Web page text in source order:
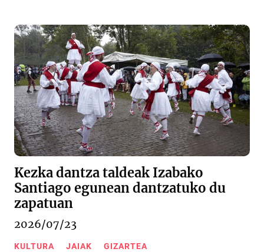
Kezka dantza taldeak Izabako
Santiago egunean dantzatuko du
zapatuan
2026/07/23
KULTURA JAIAK GIZARTEA